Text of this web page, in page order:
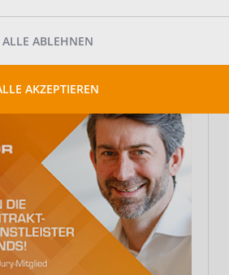
Podcast - Hintergrundwissen
besten Kontraktlogistiker
ALLE ABLEHNEN
AKZEPTIEREN